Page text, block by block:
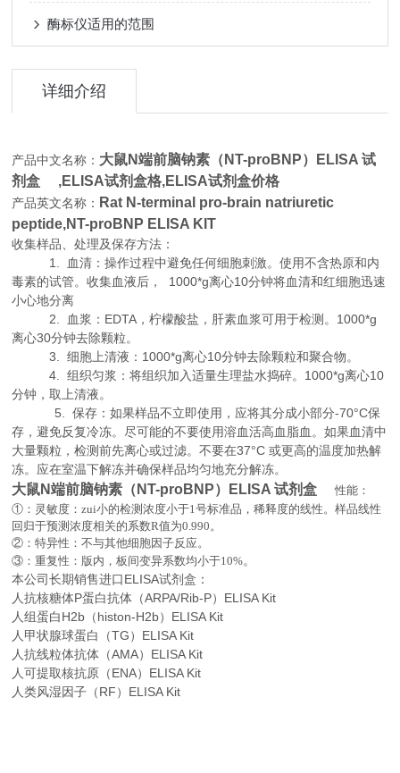
酶标仪适用的范围
详细介绍
产品中文名称： 大鼠N端前脑钠素（NT-proBNP）ELISA 试
剂盒 ,ELISA试剂盒格,ELISA试剂盒价格
产品英文名称： Rat N-terminal pro-brain natriuretic
peptide,NT-proBNP ELISA KIT
收集样品、处理及保存方法：
1. 血清：操作过程中避免任何细胞刺激。使用不含热原和内
毒素的试管。收集血液后， 1000*g离心10分钟将血清和红细胞迅速
小心地分离
2. 血浆：EDTA，柠檬酸盐，肝素血浆可用于检测。1000*g
离心30分钟去除颗粒。
3. 细胞上清液：1000*g离心10分钟去除颗粒和聚合物。
4. 组织匀浆：将组织加入适量生理盐水捣碎。1000*g离心10
分钟，取上清液。
5. 保存：如果样品不立即使用，应将其分成小部分-70°C保
存，避免反复冷冻。尽可能的不要使用溶血活高血脂血。如果血清中
大量颗粒，检测前先离心或过滤。不要在37°C 或更高的温度加热解
冻。应在室温下解冻并确保样品均匀地充分解冻。
大鼠N端前脑钠素（NT-proBNP）ELISA 试剂盒性能：
①：灵敏度：zui小的检测浓度小于1号标准品，稀释度的线性。样品线性
回归于预测浓度相关的系数R值为0.990。
②：特异性：不与其他细胞因子反应。
③：重复性：版内，板间变异系数均小于10%。
本公司长期销售进口ELISA试剂盒：
人抗核糖体P蛋白抗体（ARPA/Rib-P）ELISA Kit
人组蛋白H2b（histon-H2b）ELISA Kit
人甲状腺球蛋白（TG）ELISA Kit
人抗线粒体抗体（AMA）ELISA Kit
人可提取核抗原（ENA）ELISA Kit
人类风湿因子（RF）ELISA Kit